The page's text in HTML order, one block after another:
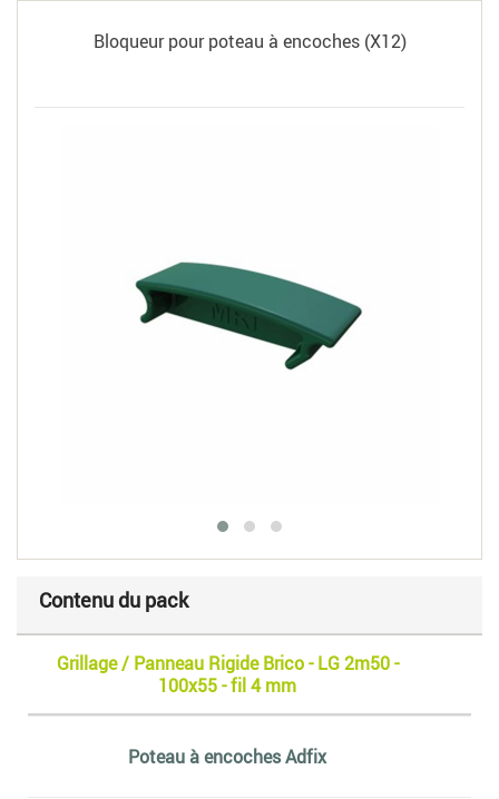
Bloqueur pour poteau à encoches (X12)
Contenu du pack
Grillage / Panneau Rigide Brico - LG 2m50 -
100x55 - fil 4 mm
Poteau à encoches Adfix